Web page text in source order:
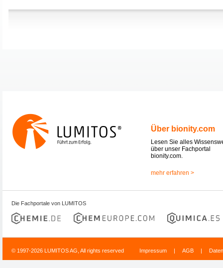
Über bionity.com
Lesen Sie alles
über unser Fachportal
bionity.com.
mehr erfahren >
Die Fachportale von LUMITOS
© 1997-2026 LUMITOS AG, All rights reserved Impressum | AGB |